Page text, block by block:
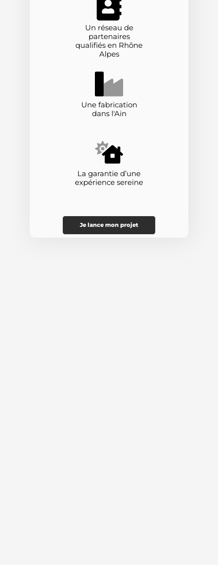
Un réseau de
partenaires
qualifiés en Rhône
Alpes
Une fabrication
dans l'Ain
La garantie d’une
expérience sereine
Je lance mon projet